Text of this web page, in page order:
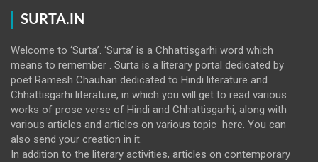
SURTA.IN
Welcome to ‘Surta’. ‘Surta’ is a Chhattisgarhi word which
means to remember . Surta is a literary portal dedicated by
poet Ramesh Chauhan dedicated to Hindi literature and
Chhattisgarhi literature, in which you will get to read various
works of prose verse of Hindi and Chhattisgarhi, along with
various articles and articles on various topic here. You can
also send your creation in it.
In addition to the literary activities, articles on contemporary